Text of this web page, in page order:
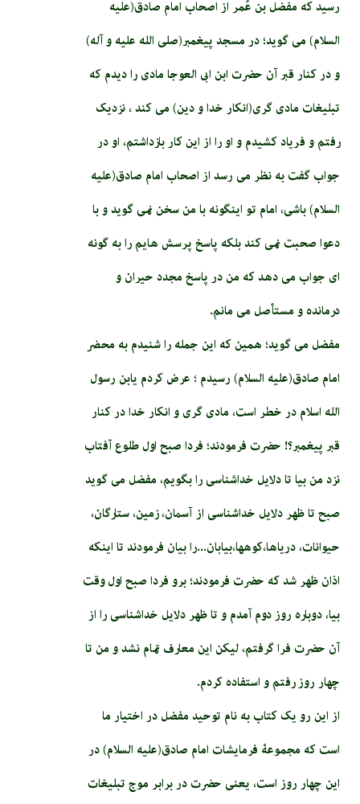
رسید که مفضل بن عُمر از اصحاب امام صادق(علیه
السلام) می گوید؛ در مسجد پیغمبر(صلی الله علیه و آله)
و در کنار قبر آن حضرت ابن ابى العوجا مادی را دیدم که
تبلیغات مادی گری(انکار خدا و دین) می کند ، نزدیک
رفتم و فریاد کشیدم و او را از این کار بازداشتم، او در
جواب گفت به نظر می رسد از اصحاب امام صادق(علیه
السلام) باشی، امام تو این­گونه با من سخن نمی گوید و با
دعوا صحبت نمی کند بلکه پاسخ پرسش­ هایم را به گونه
ای جواب می دهد که من در پاسخ مجدد حیران و
درمانده و مستأصل می مانم.
مفضل می گوید؛ همین که این جمله را شنیدم به محضر
امام صادق(علیه السلام) رسیدم ؛ عرض کردم یابن رسول
الله اسلام در خطر است، مادی گری و انکار خدا در کنار
قبر پیغمبر؟! حضرت فرمودند؛ فردا صبح اول طلوع آفتاب
نزد من بیا تا دلایل خداشناسی را بگویم، مفضل می گوید
صبح تا ظهر دلایل خداشناسی از آسمان، زمین، ستارگان،
حیوانات، دریاها،کوه­ها،بیابان...را بیان فرمودند تا اینکه
اذان ظهر شد که حضرت فرمودند؛ برو فردا صبح اول وقت
بیا، دوباره روز دوم آمدم و تا ظهر دلایل خداشناسی را از
آن حضرت فرا گرفتم، لیکن این معارف تمام نشد و من تا
چهار روز رفتم و استفاده کردم.
از این رو یک کتاب به نام توحید مفضل در اختیار ما
است که مجموعۀ فرمایشات امام صادق(علیه السلام) در
این چهار روز است، یعنی حضرت در برابر موج تبلیغات